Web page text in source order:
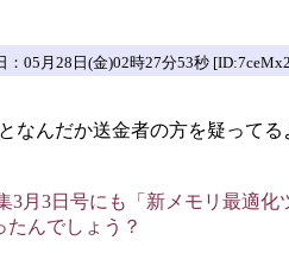
05月28日(金)02時27分53秒
なんだか送金者の方を疑って
月3日号にも「新メモリ最適化
んでしょう？